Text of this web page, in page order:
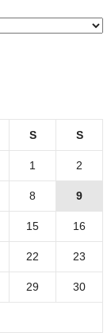
S S
1 2
8 9
15 16
22 23
29 30